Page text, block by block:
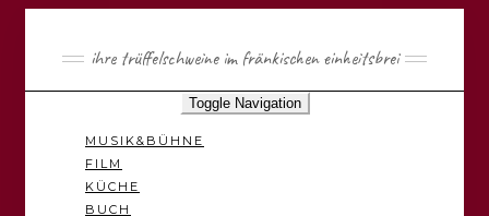
ihre trüffelschweine im fränkischen einheitsbrei
Toggle Navigation
MUSIK&BÜHNE
FILM
KÜCHE
BUCH